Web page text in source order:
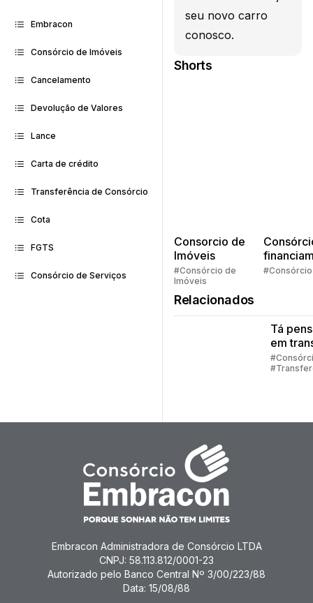
Embracon
Consórcio de Imóveis
Cancelamento
Devolução de Valores
Lance
Carta de crédito
Transferência de Consórcio
Cota
FGTS
Consórcio de Serviços
seu novo carro
conosco.
Shorts
Consorcio de
Imóveis
#Consórcio de
Imóveis
Quem
#Consórcio
Relacionados
Tá
em
sua
Embracon Administradora de Consórcio LTDA
CNPJ: 58.113.812/0001-23
Autorizado pelo Banco Central Nº 3/00/223/88
Data: 15/08/88